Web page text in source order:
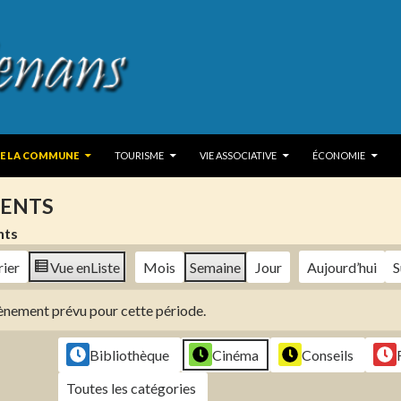
LA COMMUNE
TOURISME VIE ASSOCIATIVE ÉCONOMIE
Vue enListe Mois Semaine Jour Aujourd’hui
prévu pour cette période.
Bibliothèque Cinéma Conseils
Toutes les catégories